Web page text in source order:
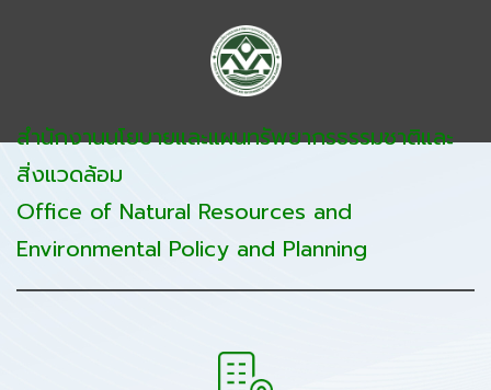
สำนักงานนโยบายและแผนทรัพยากรธรรมชาติและ
สิ่งแวดล้อม
Office of Natural Resources and
Environmental Policy and Planning